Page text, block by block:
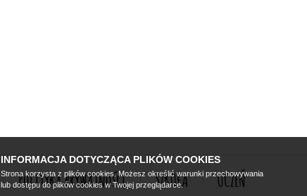
Polityka prywatności SZKOŁA UCZEŃ
INFORMACJA DOTYCZĄCA PLIKÓW COOKIES
Strona korzysta z plików cookies. Możesz określić warunki przechowywania
lub dostępu do plików cookies w Twojej przeglądarce.